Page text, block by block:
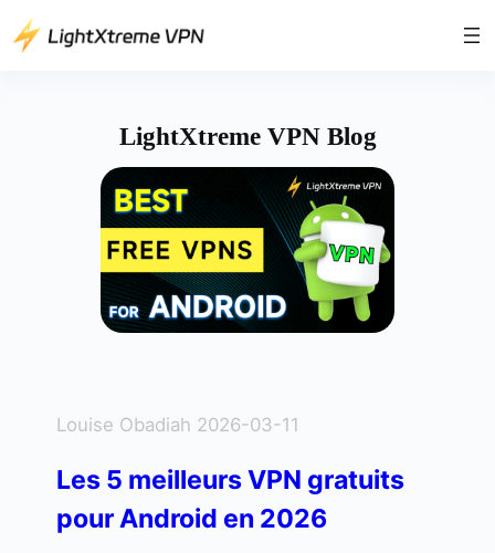
LightXtreme VPN Blog
Louise Obadiah 2026-03-11
Les 5 meilleurs VPN gratuits
pour Android en 2026